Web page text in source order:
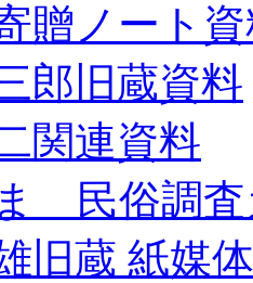
贈ノート
郎旧蔵資料
関連資料
民俗調査
旧蔵 紙媒